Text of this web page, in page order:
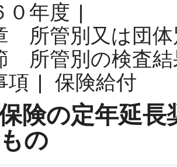
０年度 |
所管別又は団体
所管別の検査結
項 | 保険給付
険の定年延
の